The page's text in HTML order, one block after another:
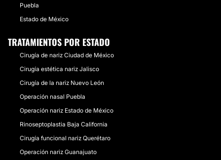
Puebla
Estado de México
TRATAMIENTOS POR ESTADO
Cirugía de nariz Ciudad de México
Cirugía estética nariz Jalisco
Cirugía de la nariz Nuevo León
Operación nasal Puebla
Operación nariz Estado de México
Rinoseptoplastia Baja California
Cirugía funcional nariz Querétaro
Operación nariz Guanajuato